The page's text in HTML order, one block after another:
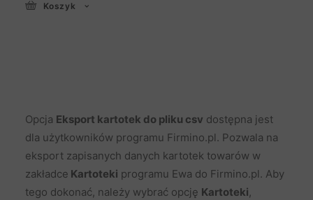
Koszyk
magazynowych do
Opcja Eksport kartotek do pliku csv dostępna jest
dla użytkowników programu Firmino.pl. Pozwala na
eksport zapisanych danych kartotek towarów w
zakładce Kartoteki programu Ewa do Firmino.pl. Aby
tego dokonać, należy wybrać opcję Kartoteki,